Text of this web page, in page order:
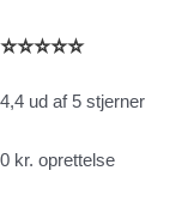
⭐⭐⭐⭐⭐
4,4 ud af 5 stjerner
0 kr. oprettelse